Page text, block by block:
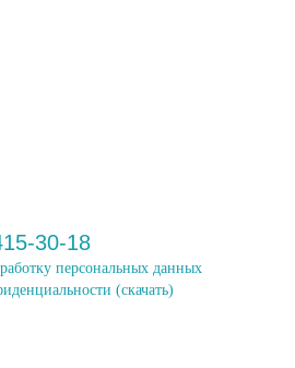
30-18
персональных данных
(скачать)